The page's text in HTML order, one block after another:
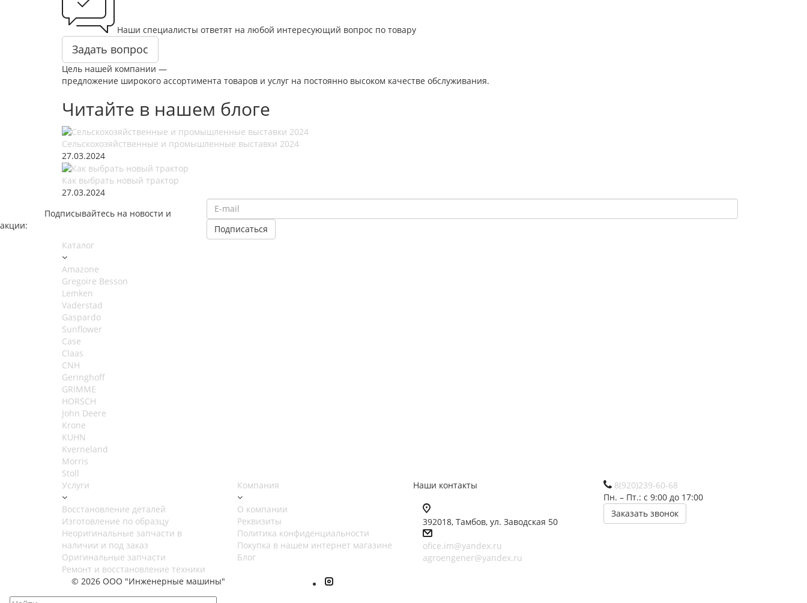
Наши специалисты ответят на любой интересующий вопрос по товару
Задать вопрос
Цель нашей компании —
предложение широкого ассортимента товаров и услуг на постоянно высоком качестве обслуживания.
Читайте в нашем блоге
Сельскохозяйственные и промышленные выставки 2024
27.03.2024
Как выбрать новый трактор
27.03.2024
Подписывайтесь на новости и
акции:
Каталог
Amazone
Gregoire Besson
Lemken
Vaderstad
Gaspardo
Sunflower
Case
Claas
CNH
Geringhoff
GRIMME
HORSCH
John Deere
Krone
KUHN
Kverneland
Morris
Stoll
Услуги
Восстановление деталей
Изготовление по образцу
Неоригинальные запчасти в
наличии и под заказ
Оригинальные запчасти
Ремонт и восстановление техники
Компания
О компании
Реквизиты
Политика конфиденциальности
Покупка в нашем интернет магазине
Блог
Наши контакты
392018, Тамбов, ул. Заводская 50
ofice.im@yandex.ru
agroengener@yandex.ru
8(920)239-60-68
Пн. – Пт.: с 9:00 до 17:00
Заказать звонок
© 2026 ООО "Инженерные машины"